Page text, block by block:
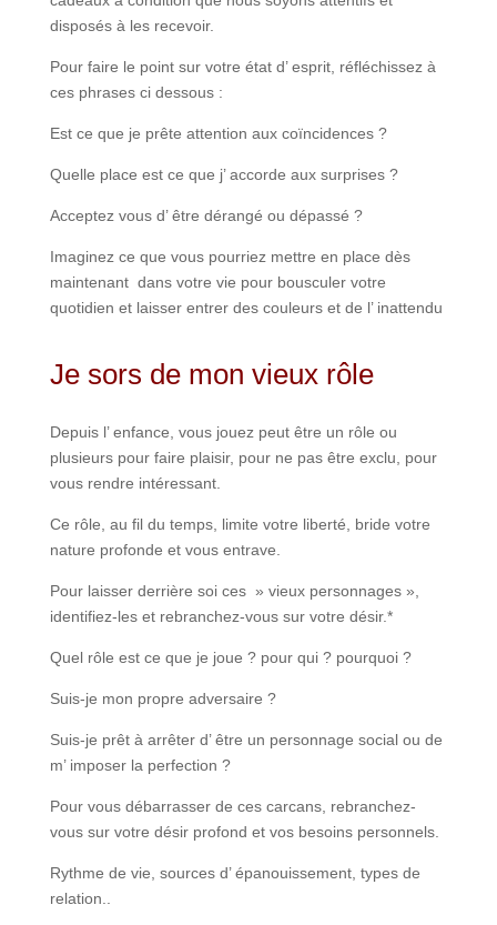
disposés à les recevoir.
Pour faire le point sur votre état d’ esprit, réfléchissez à
ces phrases ci dessous :
Est ce que je prête attention aux coïncidences ?
Quelle place est ce que j’ accorde aux surprises ?
Acceptez vous d’ être dérangé ou dépassé ?
Imaginez ce que vous pourriez mettre en place dès
maintenant dans votre vie pour bousculer votre
quotidien et laisser entrer des couleurs et de l’ inattendu
Je sors de mon vieux rôle
Depuis l’ enfance, vous jouez peut être un rôle ou
plusieurs pour faire plaisir, pour ne pas être exclu, pour
vous rendre intéressant.
Ce rôle, au fil du temps, limite votre liberté, bride votre
nature profonde et vous entrave.
Pour laisser derrière soi ces » vieux personnages »,
identifiez-les et rebranchez-vous sur votre désir.*
Quel rôle est ce que je joue ? pour qui ? pourquoi ?
Suis-je mon propre adversaire ?
Suis-je prêt à arrêter d’ être un personnage social ou de
m’ imposer la perfection ?
Pour vous débarrasser de ces carcans, rebranchez-
vous sur votre désir profond et vos besoins personnels.
Rythme de vie, sources d’ épanouissement, types de
relation..